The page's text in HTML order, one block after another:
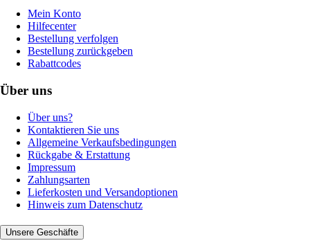
Mein Konto
Hilfecenter
Bestellung verfolgen
Bestellung zurückgeben
Rabattcodes
Über uns
Über uns?
Kontaktieren Sie uns
Allgemeine Verkaufsbedingungen
Rückgabe & Erstattung
Impressum
Zahlungsarten
Lieferkosten und Versandoptionen
Hinweis zum Datenschutz
Unsere Geschäfte